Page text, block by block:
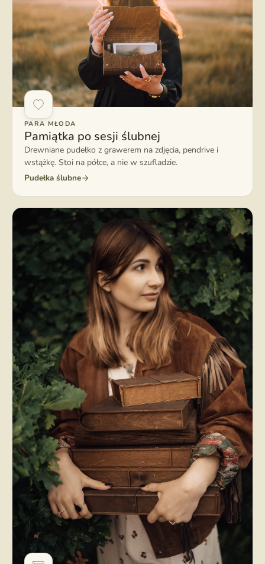
PARA MŁODA
Pamiątka po sesji ślubnej
Drewniane pudełko z grawerem na zdjęcia, pendrive i
wstążkę. Stoi na półce, a nie w szufladzie.
Pudełka ślubne